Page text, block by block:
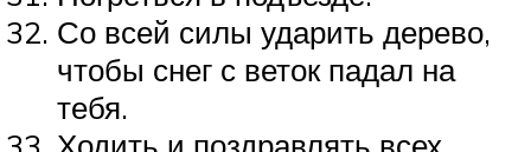
Со всей силы ударить дерево,
чтобы снег с веток падал на
тебя.
Ходить и поздравлять всех